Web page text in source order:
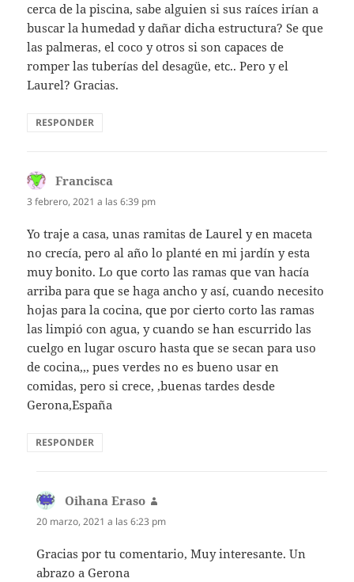
cerca de la piscina, sabe alguien si sus raíces irían a
buscar la humedad y dañar dicha estructura? Se que
las palmeras, el coco y otros si son capaces de
romper las tuberías del desagüe, etc.. Pero y el
Laurel? Gracias.
RESPONDER
Francisca
3 febrero, 2021 a las 6:39 pm
Yo traje a casa, unas ramitas de Laurel y en maceta
no crecía, pero al año lo planté en mi jardín y esta
muy bonito. Lo que corto las ramas que van hacía
arriba para que se haga ancho y así, cuando necesito
hojas para la cocina, que por cierto corto las ramas
las limpió con agua, y cuando se han escurrido las
cuelgo en lugar oscuro hasta que se secan para uso
de cocina,,, pues verdes no es bueno usar en
comidas, pero si crece, ,buenas tardes desde
Gerona,España
RESPONDER
Oihana Eraso
20 marzo, 2021 a las 6:23 pm
Gracias por tu comentario, Muy interesante. Un
abrazo a Gerona